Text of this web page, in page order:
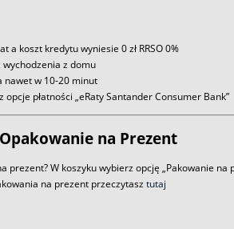
a koszt kredytu wyniesie 0 zł RRSO 0%
z domu
nawet w 10-20 minut
płatności „eRaty Santander Consumer Bank”
na Prezent
prezent? W koszyku wybierz opcję „Pakowanie na
na prezent przeczytasztutaj